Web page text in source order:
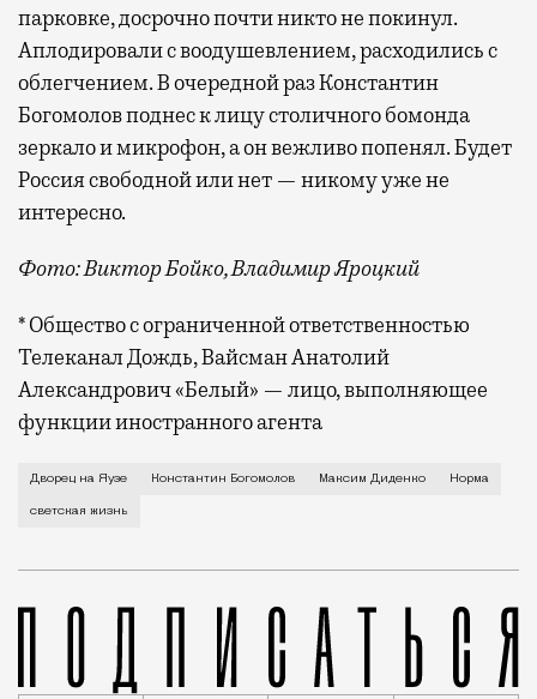
парковке, досрочно почти никто не покинул.
Аплодировали с воодушевлением, расходились с
облегчением. В очередной раз Константин
Богомолов поднес к лицу столичного бомонда
зеркало и микрофон, а он вежливо попенял. Будет
Россия свободной или нет — никому уже не
интересно.
Фото: Виктор Бойко, Владимир Яроцкий
* Общество с ограниченной ответственностью
Телеканал Дождь, Вайсман Анатолий
Александрович «Белый» — лицо, выполняющее
функции иностранного агента
Дворец на Яузе Константин Богомолов Максим Диденко Норма
светская жизнь